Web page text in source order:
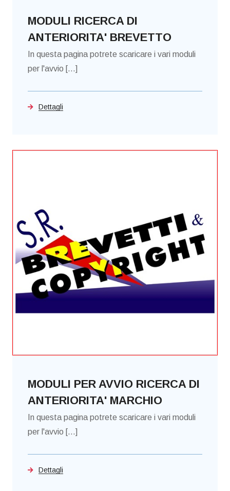
MODULI RICERCA DI
ANTERIORITA' BREVETTO
In questa pagina potrete scaricare i vari moduli
per l'avvio [...]
Dettagli
MODULI PER AVVIO RICERCA DI
ANTERIORITA' MARCHIO
In questa pagina potrete scaricare i vari moduli
per l'avvio [...]
Dettagli